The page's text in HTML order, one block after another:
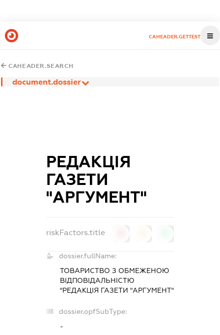
CAHEADER.GETTEST
CAHEADER.SEARCH
document.dossier
РЕДАКЦІЯ
ГАЗЕТИ
"АРГУМЕНТ"
riskFactors.title
dossier.fullName:
ТОВАРИСТВО З ОБМЕЖЕНОЮ
ВІДПОВІДАЛЬНІСТЮ
"РЕДАКЦІЯ ГАЗЕТИ "АРГУМЕНТ"
dossier.opfSubType:
-